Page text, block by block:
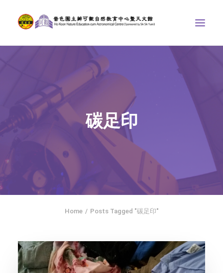
天文館
博物天地
比賽/專題計劃
聯絡我們
SEARCH
社交平台
字型大小
碳足印
Home Posts Tagged "碳足印"